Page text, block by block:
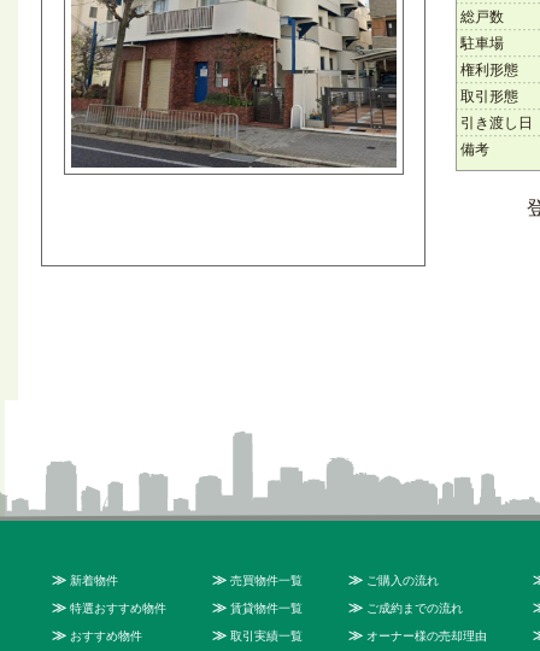
総戸数
駐車場
権利形態
取引形態
引き渡し日
備考
≫ 新着物件
≫ 特選おすすめ物件
≫ おすすめ物件
≫ 売買物件一覧
≫ 賃貸物件一覧
≫ 取引実績一覧
≫ ご購入の流れ
≫ ご成約までの流れ
≫ オーナー様の売却理由